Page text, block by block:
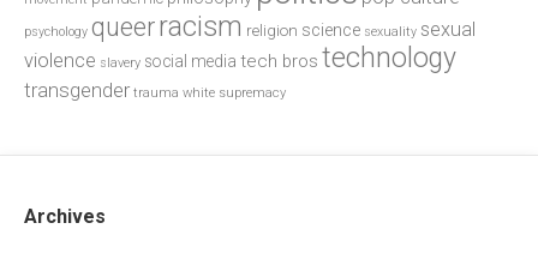
psychology queerracism religion science sexuality sexual
violence slavery social media tech bros technology
transgender trauma white supremacy
Archives